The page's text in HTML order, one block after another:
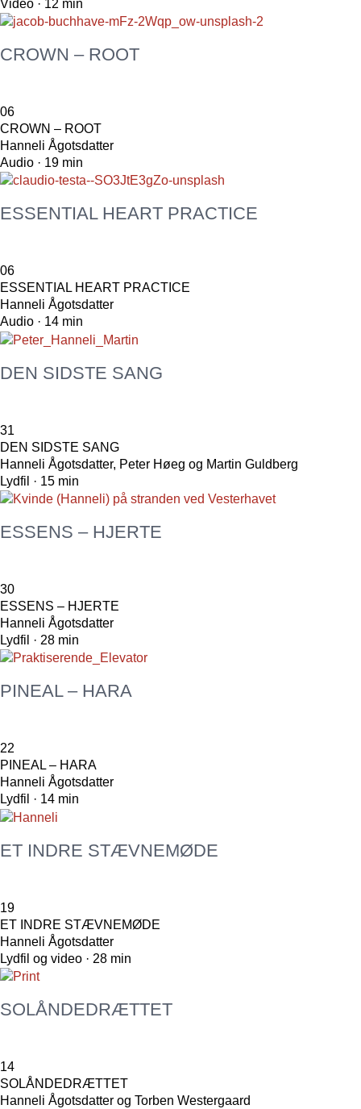
Video · 12 min
CROWN – ROOT
06
CROWN – ROOT
Hanneli Ågotsdatter
Audio · 19 min
ESSENTIAL HEART PRACTICE
06
ESSENTIAL HEART PRACTICE
Hanneli Ågotsdatter
Audio · 14 min
DEN SIDSTE SANG
31
DEN SIDSTE SANG
Hanneli Ågotsdatter, Peter Høeg og Martin Guldberg
Lydfil · 15 min
ESSENS – HJERTE
30
ESSENS – HJERTE
Hanneli Ågotsdatter
Lydfil · 28 min
PINEAL – HARA
22
PINEAL – HARA
Hanneli Ågotsdatter
Lydfil · 14 min
ET INDRE STÆVNEMØDE
19
ET INDRE STÆVNEMØDE
Hanneli Ågotsdatter
Lydfil og video · 28 min
SOLÅNDEDRÆTTET
14
SOLÅNDEDRÆTTET
Hanneli Ågotsdatter og Torben Westergaard